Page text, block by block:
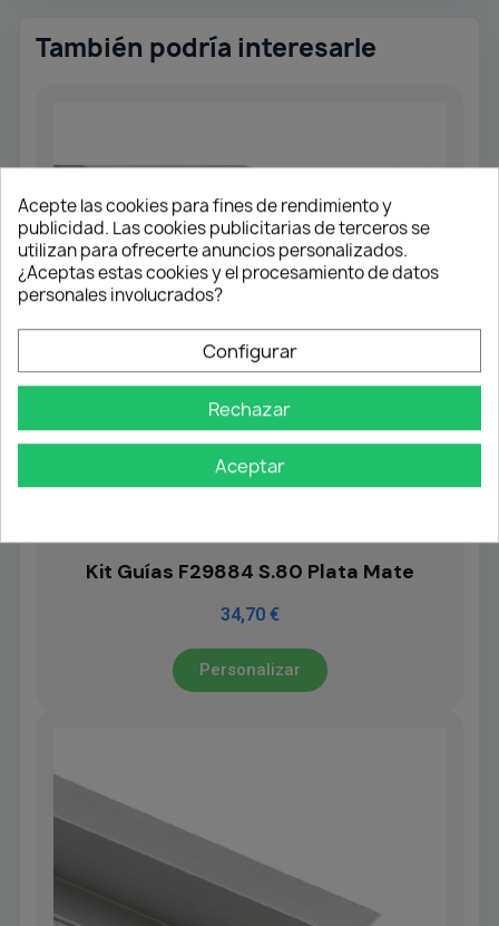
También podría interesarle
Kit Guías F29884 S.80 Plata Mate
34,70 €
Personalizar
Acepte las cookies para fines de rendimiento y
publicidad. Las cookies publicitarias de terceros se
utilizan para ofrecerte anuncios personalizados.
¿Aceptas estas cookies y el procesamiento de datos
personales involucrados?
Configurar
Rechazar
Aceptar